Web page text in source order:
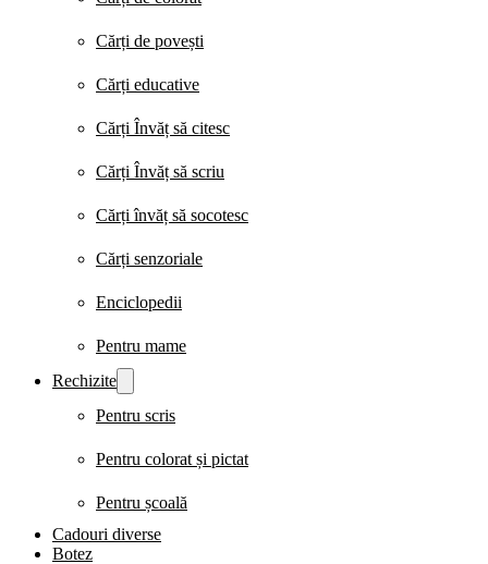
Cărți de povești
Cărți educative
Cărți Învăț să citesc
Cărți Învăț să scriu
Cărți învăț să socotesc
Cărți senzoriale
Enciclopedii
Pentru mame
Rechizite
Pentru scris
Pentru colorat și pictat
Pentru școală
Cadouri diverse
Botez